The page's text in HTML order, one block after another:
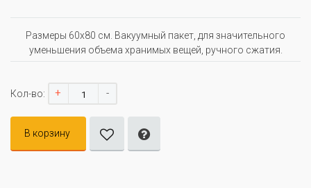
Размеры 60х80 см. Вакуумный пакет, для значительного
уменьшения объема хранимых вещей, ручного сжатия.
Кол-во: + -
В корзину